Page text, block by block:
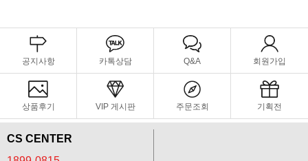
공지사항 카톡상담 Q&A 회원가입
상품후기 VIP 게시판 주문조회 기획전
CS CENTER